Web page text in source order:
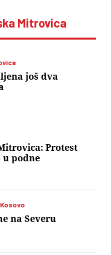
Mitrovica
još dva
Protest
u podne
na Severu